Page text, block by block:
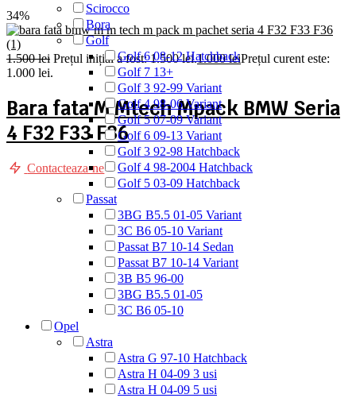
34%
1.500lei Prețul inițial a fost: 1.500 lei.1.000leiPrețul curent este:
1.000 lei.
Bara fata M Mtech Mpack BMW Seria
4 F32 F33 F36
Contacteaza-ne
Scirocco
Bora
Golf
Golf 6 08-12 Hatchback
Golf 7 13+
Golf 3 92-99 Variant
Golf 4 98-06 Variant
Golf 5 07-09 Variant
Golf 6 09-13 Variant
Golf 3 92-98 Hatchback
Golf 4 98-2004 Hatchback
Golf 5 03-09 Hatchback
Passat
3BG B5.5 01-05 Variant
3C B6 05-10 Variant
Passat B7 10-14 Sedan
Passat B7 10-14 Variant
3B B5 96-00
3BG B5.5 01-05
3C B6 05-10
Opel
Astra
Astra G 97-10 Hatchback
Astra H 04-09 3 usi
Astra H 04-09 5 usi